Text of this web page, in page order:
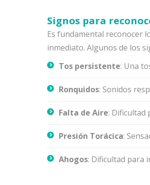
Signos para
Es fundamental reconocer
inmediato. Algunos de los
Tos persistente: Una
Ronquidos: Sonidos
Falta de Aire: Dificultad
Presión Torácica:
Ahogos: Dificultad para